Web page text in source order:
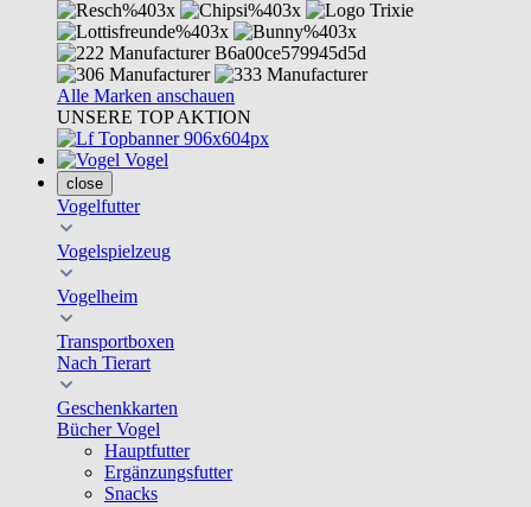
Alle Marken anschauen
UNSERE TOP AKTION
Vogel
close
Vogelfutter
Vogelspielzeug
Vogelheim
Transportboxen
Nach Tierart
Geschenkkarten
Bücher Vogel
Hauptfutter
Ergänzungsfutter
Snacks